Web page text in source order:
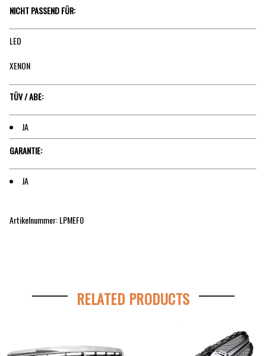
NICHT PASSEND FÜR:
LED
XENON
TÜV / ABE:
JA
GARANTIE:
JA
Artikelnummer: LPMEF0
RELATED PRODUCTS